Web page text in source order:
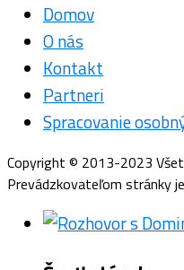
Domov
O nás
Kontakt
Partneri
Spracovanie
Copyright © 2013-2023
Prevádzkovateľom stránky